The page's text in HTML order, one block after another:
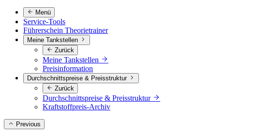
Menü
Service-Tools
Führerschein Theorietrainer
Meine Tankstellen
Zurück
Meine Tankstellen
Preisinformation
Durchschnittspreise & Preisstruktur
Zurück
Durchschnittspreise & Preisstruktur
Kraftstoffpreis-Archiv
Previous